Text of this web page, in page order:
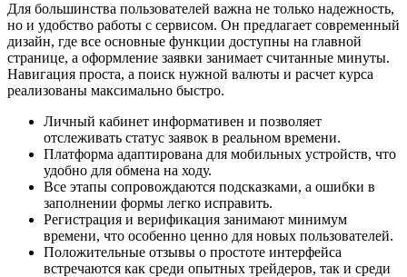
Для большинства пользователей важна не только надежность,
но и удобство работы с сервисом. Он предлагает современный
дизайн, где все основные функции доступны на главной
странице, а оформление заявки занимает считанные минуты.
Навигация проста, а поиск нужной валюты и расчет курса
реализованы максимально быстро.
Личный кабинет информативен и позволяет
отслеживать статус заявок в реальном времени.
Платформа адаптирована для мобильных устройств, что
удобно для обмена на ходу.
Все этапы сопровождаются подсказками, а ошибки в
заполнении формы легко исправить.
Регистрация и верификация занимают минимум
времени, что особенно ценно для новых пользователей.
Положительные отзывы о простоте интерфейса
встречаются как среди опытных трейдеров, так и среди